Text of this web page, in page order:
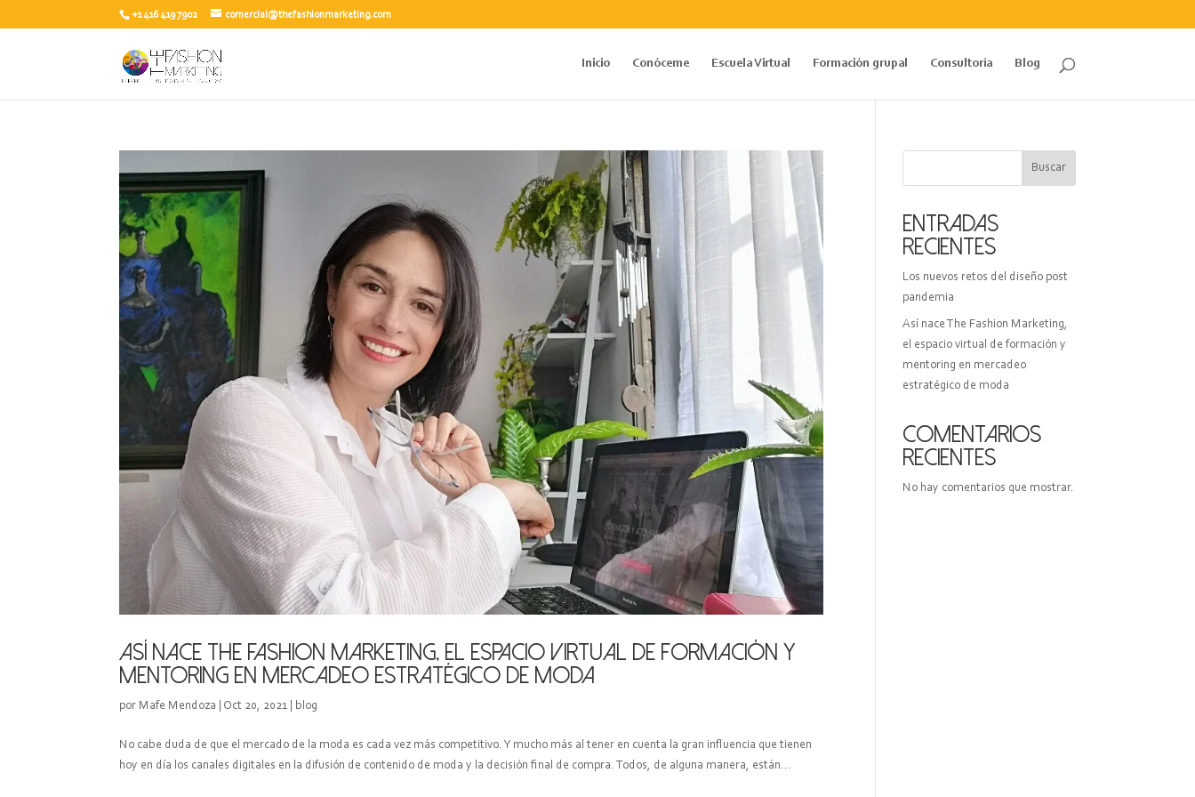
+1 416 419 7902 comercial@thefashionmarketing.com
Inicio Conóceme Escuela Virtual Formación grupal Consultoría Blog
Así nace The Fashion Marketing, el espacio virtual de formación y
mentoring en mercadeo estratégico de moda
por Mafe Mendoza Oct 20, 2021 blog
No cabe duda de que el mercado de la moda es cada vez más competitivo. Y mucho más al tener en cuenta la gran influencia que tienen
hoy en día los canales digitales en la difusión de contenido de moda y la decisión final de compra. Todos, de alguna manera, están...
Buscar
Entradas
recientes
Los nuevos retos del diseño post
pandemia
Así nace The Fashion Marketing,
el espacio virtual de formación y
mentoring en mercadeo
estratégico de moda
Comentarios
recientes
No hay comentarios que mostrar.